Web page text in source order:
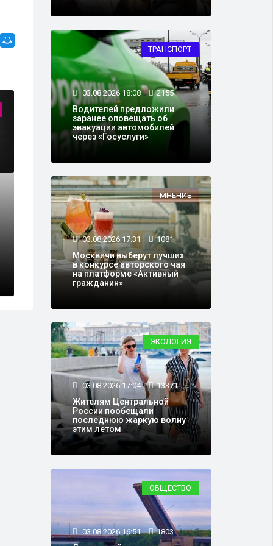
КУЛЬТУРА
трейлер фильма
Бароном Коэном
О чём будет
космосе
ТРАНСПОРТ
03.08.2026 18:08 2155
Водителей предложили
заранее оповещать об
эвакуации автомобилей
через «Госуслуги»
МНЕНИЕ
03.08.2026 17:31 1081
Москвичи выберут лучших
в конкурсе авторского чая
на платформе «Активный
гражданин»
ЭКОЛОГИЯ
03.08.2026 17:04 13371
Жителям Центральной
России пообещали
последнюю жаркую волну
этим летом
ОБЩЕСТВО
03.08.2026 16:51 1803